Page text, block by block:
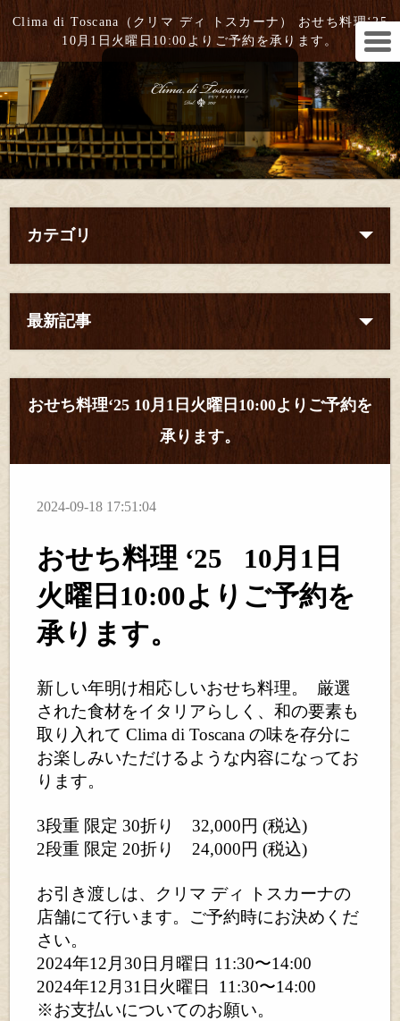
Clima di Toscana（クリマ ディ トスカーナ） おせち料理‘25
10月1日火曜日10:00よりご予約を承ります。
カテゴリ
最新記事
おせち料理‘25 10月1日火曜日10:00よりご予約を
承ります。
2024-09-18 17:51:04
おせち料理 ‘25
10月1日
火曜日10:00よりご予約を
承ります。
新しい年明け相応しいおせち料理。
厳選
された食材をイタリアらしく、和の要素も
取り入れて Clima di Toscana の味を存分に
お楽しみいただけるような内容になってお
ります。
3段重 限定 30折り
32,000円 (税込)
2段重 限定 20折り
24,000円 (税込)
お引き渡しは、クリマ ディ トスカーナの
店舗にて行います。ご予約時にお決めくだ
さい。
2024年12月30日月曜日 11:30〜14:00
2024年12月31日火曜日
11:30〜14:00
※お支払いについてのお願い。